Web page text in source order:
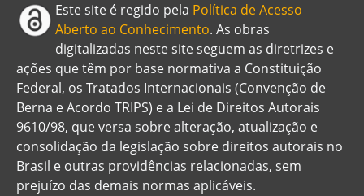
Este site é regido pela Política de Acesso
Aberto ao Conhecimento. As obras
digitalizadas neste site seguem as diretrizes e
ações que têm por base normativa a Constituição
Federal, os Tratados Internacionais (Convenção de
Berna e Acordo TRIPS) e a Lei de Direitos Autorais
9610/98, que versa sobre alteração, atualização e
consolidação da legislação sobre direitos autorais no
Brasil e outras providências relacionadas, sem
prejuízo das demais normas aplicáveis.